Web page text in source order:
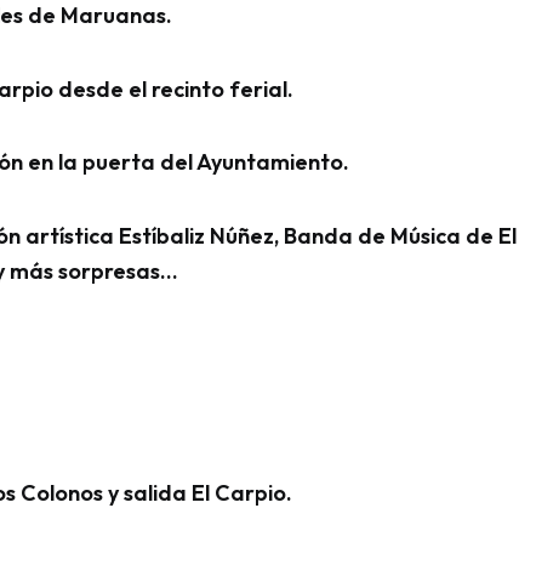
de Maruanas.
desde el recinto ferial.
en la puerta del Ayuntamiento.
artística Estíbaliz Núñez, Banda de Música de El
más sorpresas…
Colonos y salida El Carpio.